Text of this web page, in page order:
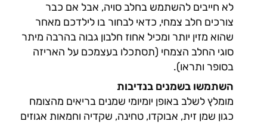
לא חייבים להשתמש בחלב סויה, אבל אם כבר
צורכים חלב צמחי, כדאי לבחור בו לילדכם מאחר
שהוא מזין יותר ומכיל אחוז חלבון גבוה בהרבה מיתר
סוגי החלב הצמחי (תסתכלו בעצמכם על האריזה
בסופר ותראו).
השתמשו בשמנים בנדיבות
מומלץ לשלב באופן יומיומי שמנים בריאים מהצומח
כגון שמן זית, אבוקדו, טחינה, שקדיה וחמאות אגוזים